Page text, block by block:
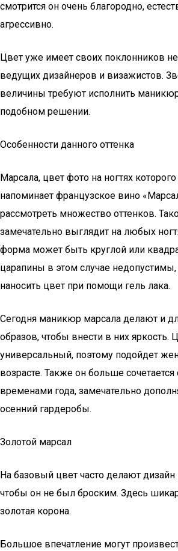
смотрится он очень благородно,
агрессивно.
Цвет уже имеет своих поклонников
ведущих дизайнеров и визажистов.
величины требуют исполнить
подобном решении.
Особенности данного оттенка
Марсала, цвет фото на ногтях
напоминает французское вино
рассмотреть множество оттенков.
замечательно выглядит на любых
форма может быть круглой или
царапины в этом случае
наносить цвет при помощи гель лака.
Сегодня маникюр марсала делают и
образов, чтобы внести в них яркость.
универсальный, поэтому подойдет
возрасте. Также он больше
временами года, замечательно
осенний гардеробы.
Золотой марсал
На базовый цвет часто делают дизайн
чтобы он не был броским. Здесь
золотая корона.
Большое впечатление могут